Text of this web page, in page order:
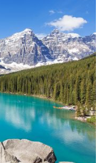
Lees snel
over Jasper